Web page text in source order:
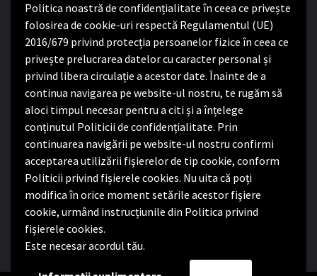
Politica noastră de confidențialitate în ceea ce privește
folosirea de cookie-uri respectă Regulamentul (UE)
2016/679 privind protecția persoanelor fizice în ceea ce
privește prelucrarea datelor cu caracter personal și
privind libera circulație a acestor date. Înainte de a
continua navigarea pe website-ul nostru, te rugăm să
aloci timpul necesar pentru a citi și a înțelege
conținutul Politicii de confidențialitate. Prin
continuarea navigării pe website-ul nostru confirmi
acceptarea utilizării fişierelor de tip cookie, conform
Politicii privind fișierele cookies. Nu uita că poți
modifica în orice moment setările acestor fişiere
cookie, urmând instrucțiunile din Politica privind
fișierele cookies.
Este necesar acordul tău.
Program cu publicul:
Luni – Joi:8:00-16:30
Vineri:8:00 – 14:00
Politica de confidențialitate
Politica de confidențialitate
Nota de informare privind implementarea Regulamentului
(UE) 2016/679
Termeni și condiții de utilizare website